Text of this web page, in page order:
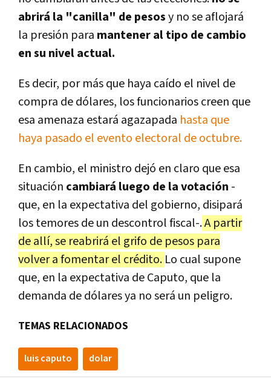
abrirá la "canilla" de pesosy no se aflojará
la presión para mantener al tipo de cambio
en su nivel actual.
Es decir, por más que haya caído el nivel de
compra de dólares, los funcionarios creen que
esa amenaza estará agazapada hasta que
haya pasado el evento electoral de octubre.
En cambio, el ministro dejó en claro que esa
situación cambiará luego de la votación -
que, en la expectativa del gobierno, disipará
los temores de un descontrol fiscal-.A partir
de allí, se reabrirá el grifo de pesos para
volver a fomentar el crédito. Lo cual supone
que, en la expectativa de Caputo, que la
demanda de dólares ya no será un peligro.
TEMAS RELACIONADOS
luis caputo dolar